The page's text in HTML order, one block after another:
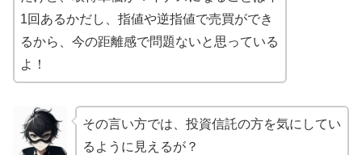
1回あるかだし、指値や逆指値で売買ができ
るから、今の距離感で問題ないと思っている
よ！
その言い方では、投資信託の方を気にしてい
るように見えるが？